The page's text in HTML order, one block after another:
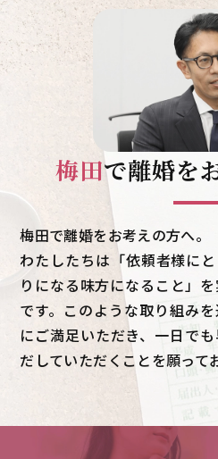
梅田で離婚を
梅田で離婚をお考えの方へ。
わたしたちは「依頼者様に
りになる味方になること」
です。このような取り組み
にご満足いただき、一日で
だしていただくことを願って